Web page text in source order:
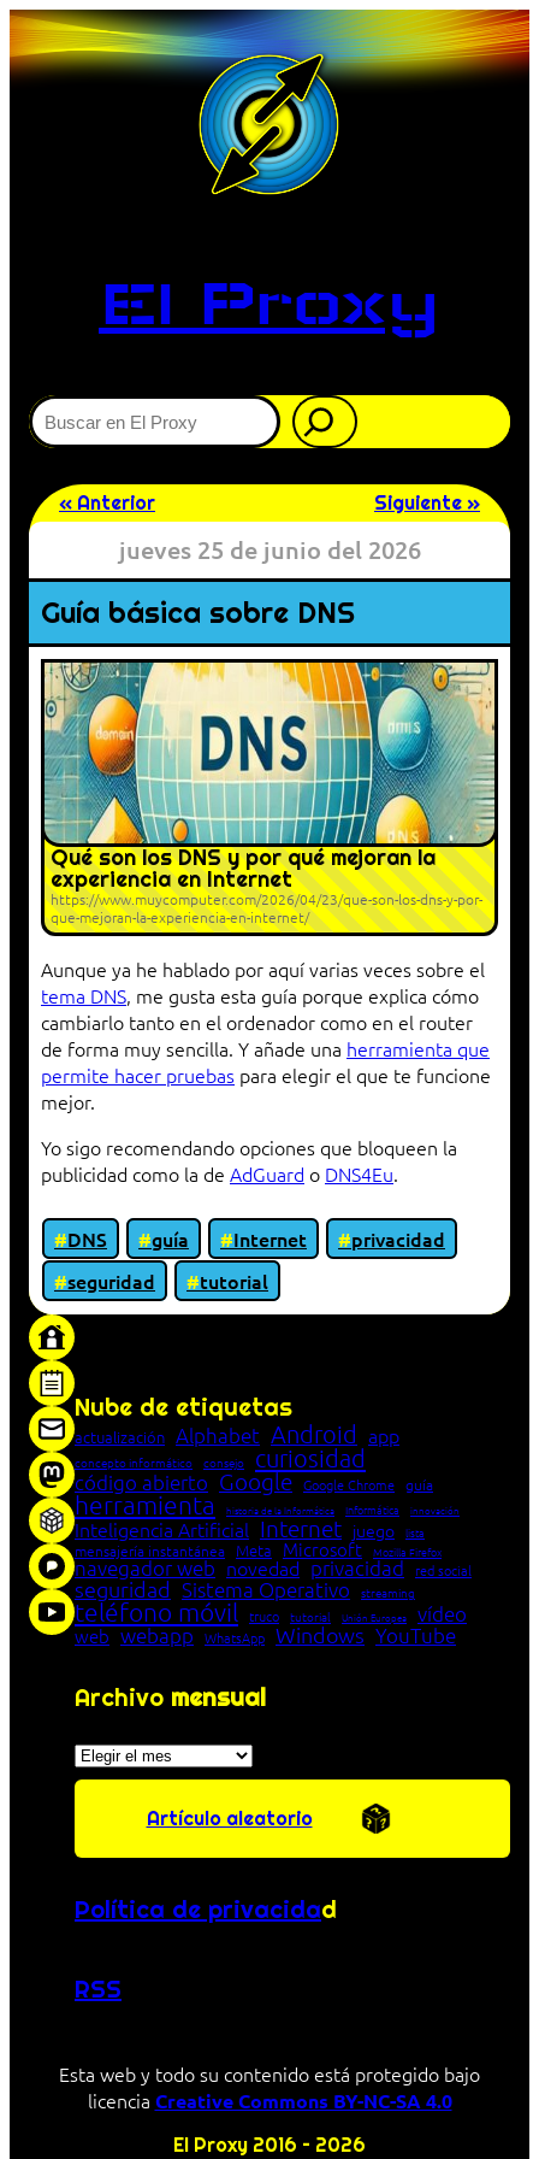
El Proxy
Buscar
« Anterior Siguiente »
jueves 25 de junio del 2026
Guía básica sobre DNS
Qué son los DNS y por qué mejoran la
experiencia en Internet
https://www.muycomputer.com/2026/04/23/que-son-los-dns-y-por-
que-mejoran-la-experiencia-en-internet/
Aunque ya he hablado por aquí varias veces sobre el
tema DNS, me gusta esta guía porque explica cómo
cambiarlo tanto en el ordenador como en el router
de forma muy sencilla. Y añade una herramienta que
permite hacer pruebas para elegir el que te funcione
mejor.
Yo sigo recomendando opciones que bloqueen la
publicidad como la de AdGuard o DNS4Eu.
DNS guía Internet
privacidad
seguridad
tutorial
Nube de etiquetas
actualización Alphabet Android app
concepto informático consejo curiosidad
código abierto Google Google Chrome guía
herramienta historia de la Informática Informática innovación
Inteligencia Artificial Internet juego lista
mensajería instantánea Meta Microsoft Mozilla Firefox
navegador web novedad privacidad red social
seguridad Sistema Operativo streaming
teléfono móvil truco tutorial Unión Europea vídeo
web webapp WhatsApp Windows YouTube
Archivo mensual
Archivos
Artículo aleatorio
Política de privacidad
RSS
Esta web y todo su contenido está protegido bajo
licencia Creative Commons BY-NC-SA 4.0
El Proxy 2016 – 2026